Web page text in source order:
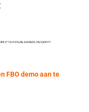
FBO demo aan te